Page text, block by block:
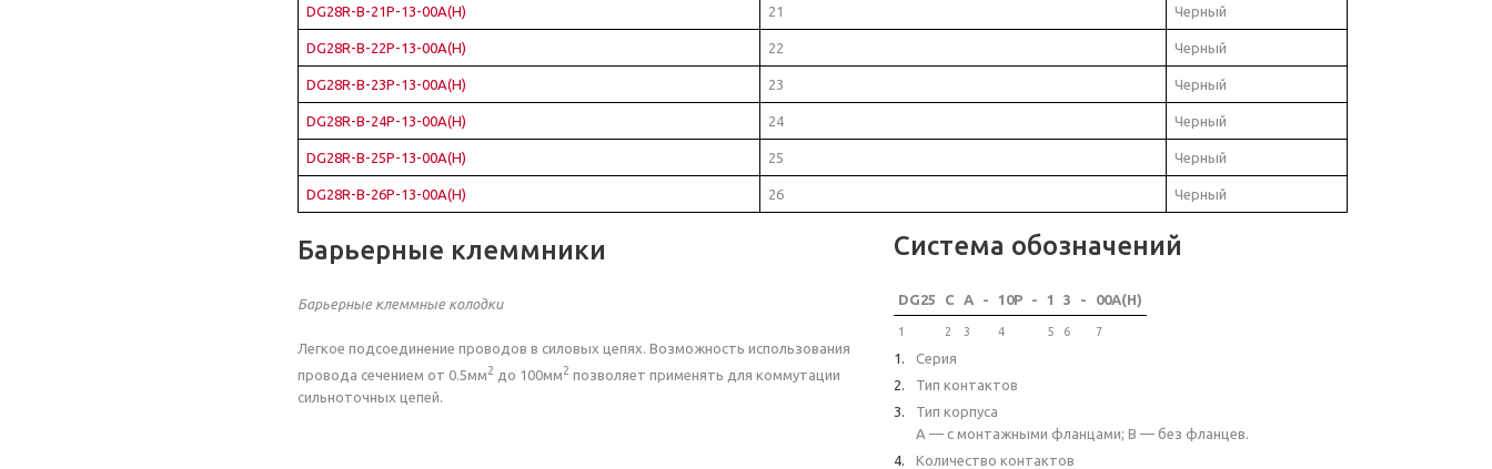
DG28R-B-21P-13-00A(H) 21 Черный
DG28R-B-22P-13-00A(H) 22 Черный
DG28R-B-23P-13-00A(H) 23 Черный
DG28R-B-24P-13-00A(H) 24 Черный
DG28R-B-25P-13-00A(H) 25 Черный
DG28R-B-26P-13-00A(H) 26 Черный
Барьерные клеммники
Барьерные клеммные колодки
Легкое подсоединение проводов в силовых цепях. Возможность использования
провода сечением от 0.5мм2 до 100мм2 позволяет применять для коммутации
сильноточных цепей.
Система обозначений
DG25 C A - 10P - 1 3 - 00A(H)
1 2 3 4 5 6 7
Серия
Тип контактов
Тип корпуса
A — с монтажными фланцами; B — без фланцев.
Количество контактов